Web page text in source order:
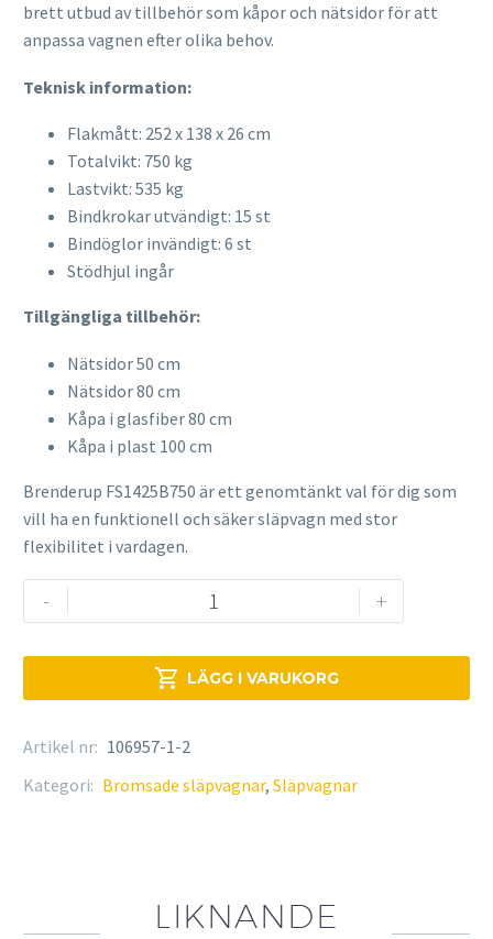
brett utbud av tillbehör som kåpor och nätsidor för att
anpassa vagnen efter olika behov.
Teknisk information:
Flakmått: 252 x 138 x 26 cm
Totalvikt: 750 kg
Lastvikt: 535 kg
Bindkrokar utvändigt: 15 st
Bindöglor invändigt: 6 st
Stödhjul ingår
Tillgängliga tillbehör:
Nätsidor 50 cm
Nätsidor 80 cm
Kåpa i glasfiber 80 cm
Kåpa i plast 100 cm
Brenderup FS1425B750 är ett genomtänkt val för dig som
vill ha en funktionell och säker släpvagn med stor
flexibilitet i vardagen.
-
Brenderup
FS1425B750
+
 LÄGG I VARUKORG
Artikel nr: 106957-1-2
Kategori: Bromsade släpvagnar, Släpvagnar
LIKNANDE